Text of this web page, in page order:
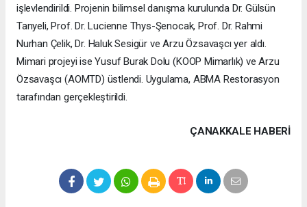
işlevlendirildi. Projenin bilimsel danışma kurulunda Dr. Gülsün
Tanyeli, Prof. Dr. Lucienne Thys-Şenocak, Prof. Dr. Rahmi
Nurhan Çelik, Dr. Haluk Sesigür ve Arzu Özsavaşcı yer aldı.
Mimari projeyi ise Yusuf Burak Dolu (KOOP Mimarlık) ve Arzu
Özsavaşcı (AOMTD) üstlendi. Uygulama, ABMA Restorasyon
tarafından gerçekleştirildi.
ÇANAKKALE HABERİ